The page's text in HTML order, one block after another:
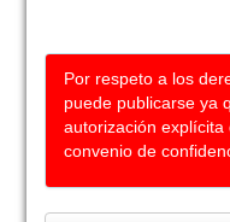
Por respeto a los
puede publicarse ya
autorización
convenio de